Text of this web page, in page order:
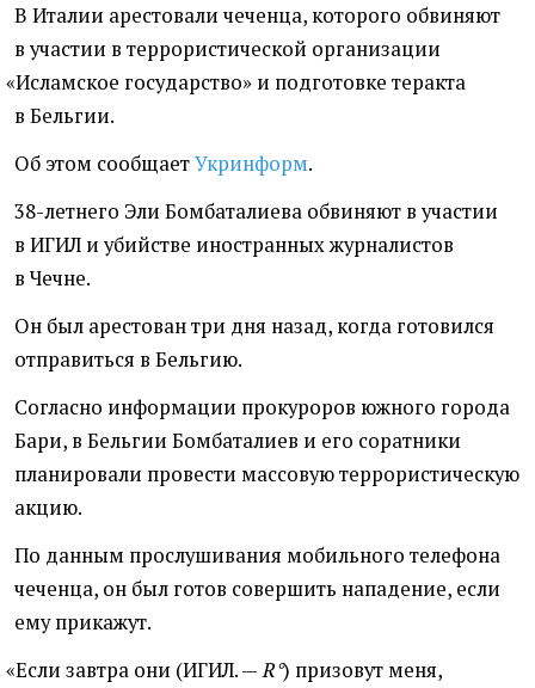
В Италии арестовали чеченца, которого обвиняют
в участии в террористической организации
«Исламское государство» и подготовке теракта
в Бельгии.
Об этом сообщаетУкринформ.
38-летнего Эли Бомбаталиева обвиняют в участии
в ИГИЛ и убийстве иностранных журналистов
в Чечне.
Он был арестован три дня назад, когда готовился
отправиться в Бельгию.
Согласно информации прокуроров южного города
Бари, в Бельгии Бомбаталиев и его соратники
планировали провести массовую террористическую
акцию.
По данным прослушивания мобильного телефона
чеченца, он был готов совершить нападение, если
ему прикажут.
«Если завтра они (ИГИЛ. —R°) призовут меня,